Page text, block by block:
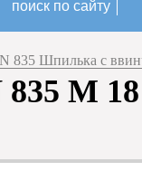
поиск по сайту
835 Шпилька с
M 18